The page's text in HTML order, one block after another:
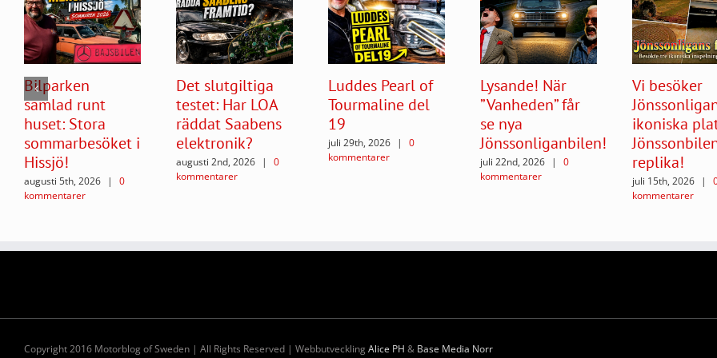
Bilparken
samlad runt
huset: Stora
sommarbesöket i
Hissjö!
augusti 5th, 2026 |
0
kommentarer
Det slutgiltiga
testet: Har LOA
räddat Saabens
elektronik?
augusti 2nd, 2026 |
0
kommentarer
Luddes Pearl of
Tourmaline del
19
juli 29th, 2026 |
0
kommentarer
Lysande! När
”Vanheden” får
se nya
Jönssonliganbilen!
juli 22nd, 2026 |
0
kommentarer
Vi besöker
ikoniska
replika!
juli 15th, 2026 |
kommentarer
Copyright 2016 Motorblog of Sweden | All Rights Reserved | WebbutvecklingAlice PH & Base Media Norr